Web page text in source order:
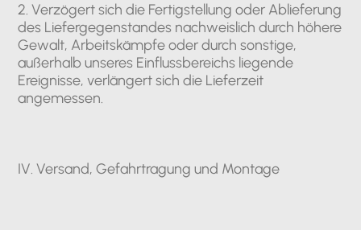
2. Verzögert sich die Fertigstellung oder Ablieferung
des Liefergegenstandes nachweislich durch höhere
Gewalt, Arbeitskämpfe oder durch sonstige,
außerhalb unseres Einflussbereichs liegende
Ereignisse, verlängert sich die Lieferzeit
angemessen.
IV. Versand, Gefahrtragung und Montage